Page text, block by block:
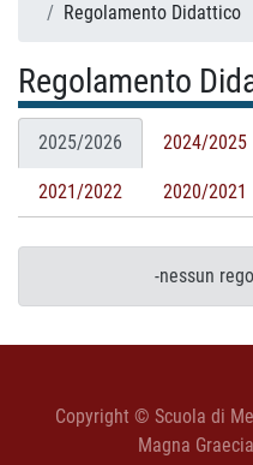
Regolamento Didattico
Regolamento
2025/2026 2024/2025
2021/2022 2020/2021
-nessun
Copyright © Scuola di
Magna